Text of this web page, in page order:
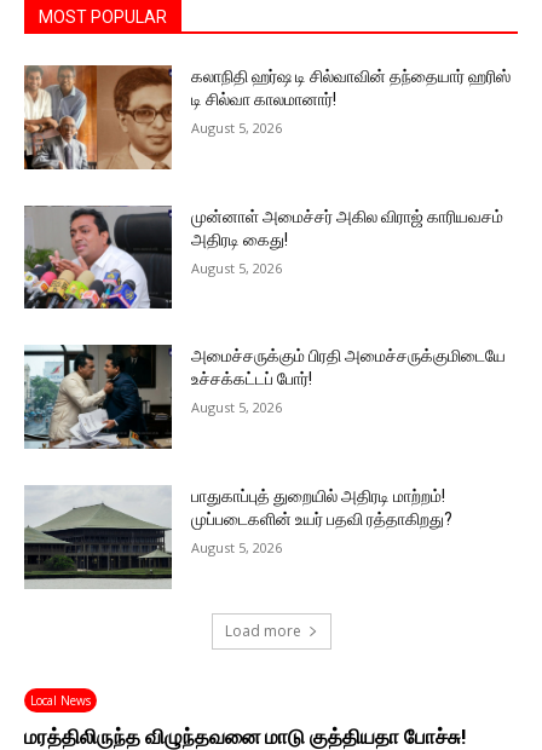
MOST POPULAR
கலாநிதி ஹர்ஷ டி சில்வாவின் தந்தையார் ஹரிஸ்
டி சில்வா காலமானார்!
August 5, 2026
முன்னாள் அமைச்சர் அகில விராஜ் காரியவசம்
அதிரடி கைது!
August 5, 2026
அமைச்சருக்கும் பிரதி அமைச்சருக்குமிடையே
உச்சக்கட்டப் போர்!
August 5, 2026
பாதுகாப்புத் துறையில் அதிரடி மாற்றம்!
முப்படைகளின் உயர் பதவி ரத்தாகிறது?
August 5, 2026
Load more
Local News
மரத்திலிருந்த விழுந்தவனை மாடு குத்தியதா போச்சு!